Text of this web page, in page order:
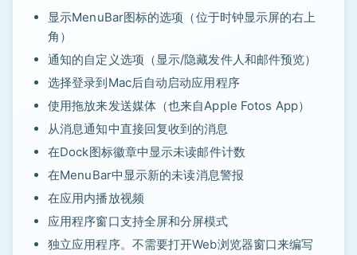
显示MenuBar图标的选项（位于时钟显示屏的右上
角）
通知的自定义选项（显示/隐藏发件人和邮件预览）
选择登录到Mac后自动启动应用程序
使用拖放来发送媒体（也来自Apple Fotos App）
从消息通知中直接回复收到的消息
在Dock图标徽章中显示未读邮件计数
在MenuBar中显示新的未读消息警报
在应用内播放视频
应用程序窗口支持全屏和分屏模式
独立应用程序。不需要打开Web浏览器窗口来编写